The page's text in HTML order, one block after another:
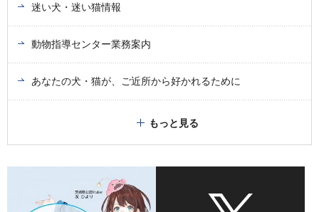
迷い犬・迷い猫情報
動物指導センター業務案内
あなたの犬・猫が、ご近所から好かれるために
もっと見る